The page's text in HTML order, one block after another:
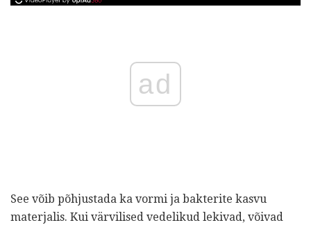
ad
See võib põhjustada ka vormi ja bakterite kasvu
materjalis. Kui värvilised vedelikud lekivad, võivad